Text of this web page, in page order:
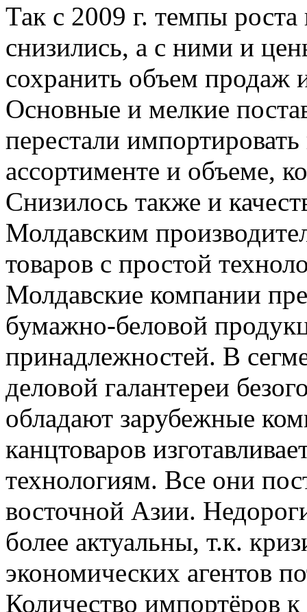
Так с 2009 г. темпы роста
снизились, а с ними и
сохранить объем
Основные и мелкие
перестали
ассортименте и объеме,
Снизилось также и
Молдавским
товаров с простой
Молдавские компании
бумажно-беловой
принадлежностей. В
деловой галантереи
обладают зарубежные
канцтоваров
технологиям. Все они
восточной Азии.
более актуальны, т.к.
экономических агентов
Количество импортёров